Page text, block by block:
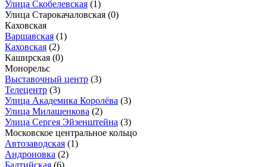
Улица Скобелевская (1)
Улица Старокачаловская (0)
Каховская
Варшавская (1)
Каховская (2)
Каширская (0)
Монорельс
Выставочный центр (3)
Телецентр (3)
Улица Академика Королёва (3)
Улица Милашенкова (2)
Улица Сергея Эйзенштейна (3)
Московское центральное кольцо
Автозаводская (1)
Андроновка (2)
Балтийская (6)